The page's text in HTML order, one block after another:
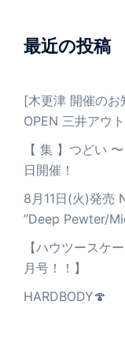
最近の投稿
[木更津 開催の
OPEN 三井アウ
【 集 】つどい
日開催！
8月11日(火)発売
”Deep Pewter/
【ハウツースケ
月号！！】
HARDBODY🍄